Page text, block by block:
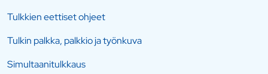
Tulkkien eettiset ohjeet
Tulkin palkka, palkkio ja työnkuva
Simultaanitulkkaus